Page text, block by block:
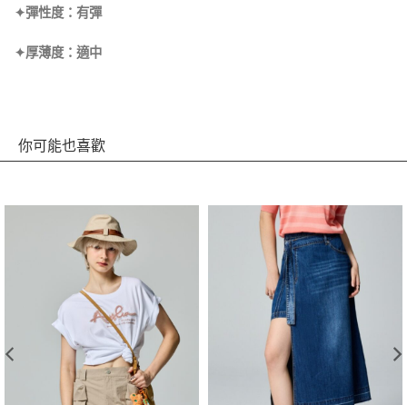
✦彈性度：有彈
✦厚薄度：適中
你可能也喜歡